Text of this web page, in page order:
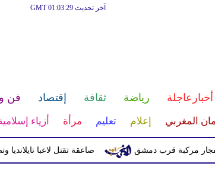
آخر تحديث GMT 01:03:29
أخبارعاجلة رياضة ثقافة إقتصاد فن
المغربي إعلام تعليم مرأة أزياء
صاعقة تقتل لاعبا تايلانديا وتصيب 12 آخرين خلال مباراة